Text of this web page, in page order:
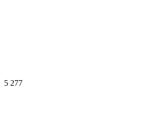
5 277